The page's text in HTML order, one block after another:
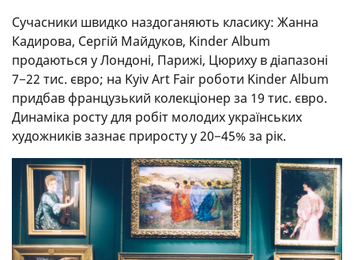
Сучасники швидко наздоганяють класику: Жанна
Кадирова, Сергій Майдуков, Kinder Album
продаються у Лондоні, Парижі, Цюриху в діапазоні
7−22 тис. євро; на Kyiv Art Fair роботи Kinder Album
придбав французький колекціонер за 19 тис. євро.
Динаміка росту для робіт молодих українських
художників зазнає приросту у 20−45% за рік.